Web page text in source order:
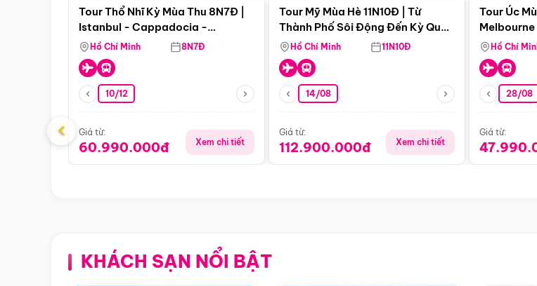
Tour Thổ Nhĩ Kỳ Mùa Thu 8N7Đ |
Istanbul - Cappadocia -
Pamukkale
Hồ Chí Minh 8N7Đ
10/12
Giá từ:
60.990.000đ Xem chi tiết
Tour Mỹ Mùa Hè 11N10Đ | Từ
Thành Phố Sôi Động Đến Kỳ Quan
Thiên Nhiên Mỹ
Hồ Chí Minh 11N10Đ
14/08
Giá từ:
112.900.000đ Xem chi tiết
Tour Úc
Airways)
Hồ Chí
28/08
Giá từ:
‹
KHÁCH SẠN NỔI BẬT